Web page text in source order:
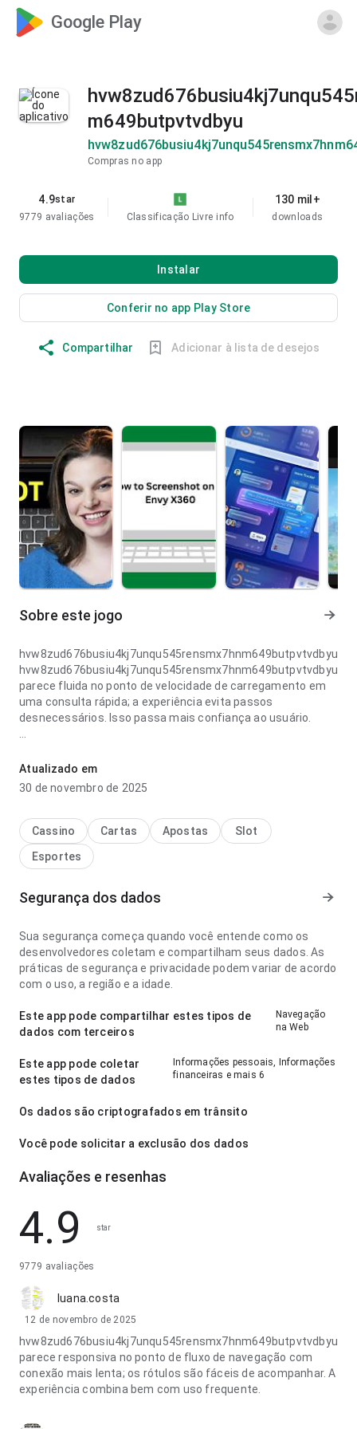
Google Play
m649butpvtvdbyu
Compras no app
4.9star
9779 avaliações
Classificação Livre info
130 mil+
downloads
Instalar
Conferir no app Play Store
Compartilhar Adicionar à lista de desejos
Sobre este jogo
hvw8zud676busiu4kj7unqu545rensmx7hnm649butpvtvdbyu
hvw8zud676busiu4kj7unqu545rensmx7hnm649butpvtvdbyu
parece fluida no ponto de velocidade de carregamento em
uma consulta rápida; a experiência evita passos
desnecessários. Isso passa mais confiança ao usuário.
parece equilibrada no ponto de velocidade de carregamento
no uso diário repetido; a resposta é previsível. A experiência
Atualizado em
30 de novembro de 2025
Cassino Cartas Apostas
Slot
Esportes
Segurança dos dados
Sua segurança começa quando você entende como os
desenvolvedores coletam e compartilham seus dados. As
práticas de segurança e privacidade podem variar de acordo
com o uso, a região e a idade.
Este app pode compartilhar estes tipos de
dados com terceiros
Navegação
na Web
Este app pode coletar
estes tipos de dados
Informações pessoais, Informações
financeiras e mais 6
Os dados são criptografados em trânsito
Você pode solicitar a exclusão dos dados
Avaliações e resenhas
4.9 star
9779 avaliações
luana.costa
12 de novembro de 2025
hvw8zud676busiu4kj7unqu545rensmx7hnm649butpvtvdbyu
parece responsiva no ponto de fluxo de navegação com
conexão mais lenta; os rótulos são fáceis de acompanhar. A
experiência combina bem com uso frequente.